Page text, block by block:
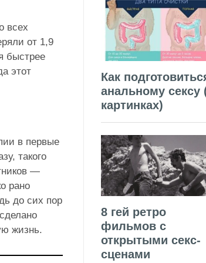
всех
от 1,9
быстрее
этот
в первые
такого
—
рано
до сих пор
жизнь.
Как
анальному сексу
картинках)
8 гей ретро
фильмов с
открытыми секс-
сценами